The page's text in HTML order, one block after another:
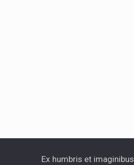
Ex humbris et imaginibus